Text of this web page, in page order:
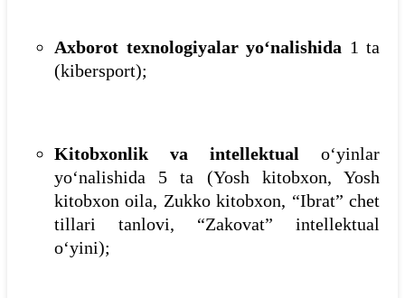
Axborot texnologiyalar yo‘nalishida 1 ta
(kibersport);
Kitobxonlik va intellektual o‘yinlar
yo‘nalishida 5 ta (Yosh kitobxon, Yosh
kitobxon oila, Zukko kitobxon, “Ibrat” chet
tillari tanlovi, “Zakovat” intellektual
o‘yini);